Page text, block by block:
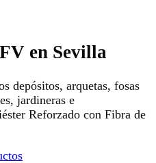
en Sevilla
depósitos, arquetas, fosas
jardineras e
Reforzado con Fibra de